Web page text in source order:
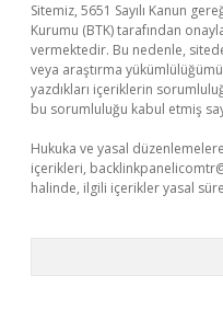
Sitemiz, 5651 Sayılı Kanun
Kurumu (BTK) tarafından
vermektedir. Bu nedenle,
veya araştırma
yazdıkları içeriklerin
bu sorumluluğu kabul etmiş
Hukuka ve yasal
içerikleri,
halinde, ilgili içerikler yasal